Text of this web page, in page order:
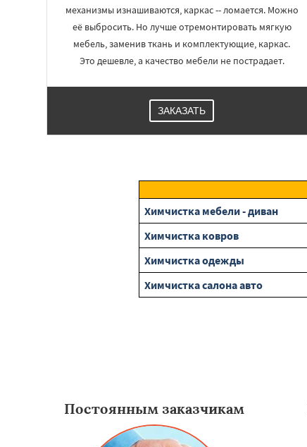
механизмы изнашиваются, каркас -- ломается. Можно
её выбросить. Но лучше отремонтировать мягкую
мебель, заменив ткань и комплектующие, каркас.
Это дешевле, а качество мебели не пострадает.
ЗАКАЗАТЬ
Химчистка мебели - диван
Химчистка ковров
Химчистка одежды
Химчистка салона авто
Постоянным заказчикам